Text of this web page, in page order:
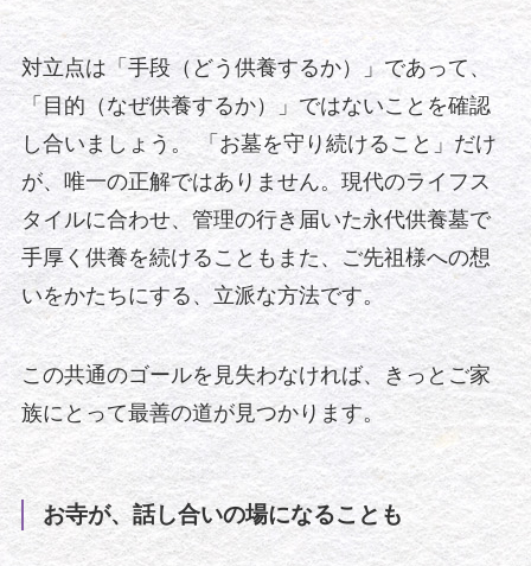
対立点は「手段（どう供養するか）」であって、
「目的（なぜ供養するか）」ではないことを確認
し合いましょう。 「お墓を守り続けること」だけ
が、唯一の正解ではありません。現代のライフス
タイルに合わせ、管理の行き届いた永代供養墓で
手厚く供養を続けることもまた、ご先祖様への想
いをかたちにする、立派な方法です。
この共通のゴールを見失わなければ、きっとご家
族にとって最善の道が見つかります。
お寺が、話し合いの場になることも